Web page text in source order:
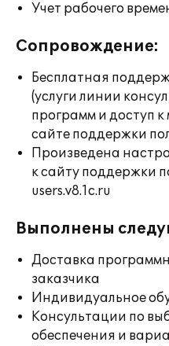
Учет рабочего
Сопровождение:
Бесплатная
(услуги линии
программ и доступ
сайте поддержки
Произведена
к сайту поддержки
users.v8.1c.ru
Выполнены
Доставка
заказчика
Индивидуальное
Консультации по
обеспечения и